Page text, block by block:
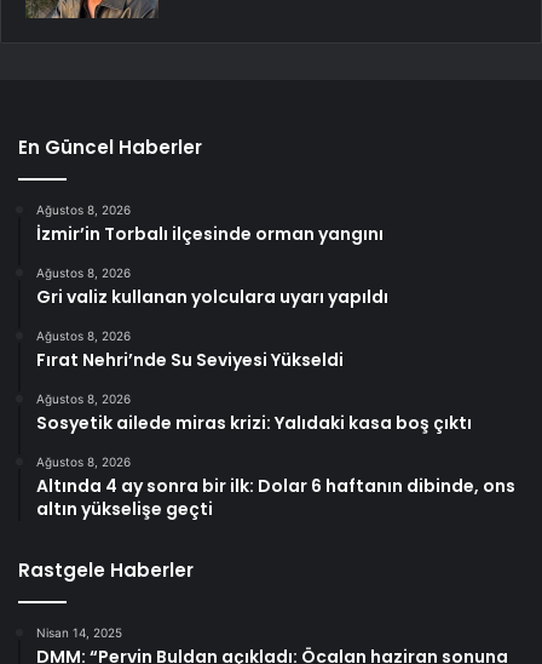
En Güncel Haberler
Ağustos 8, 2026
İzmir’in Torbalı ilçesinde orman yangını
Ağustos 8, 2026
Gri valiz kullanan yolculara uyarı yapıldı
Ağustos 8, 2026
Fırat Nehri’nde Su Seviyesi Yükseldi
Ağustos 8, 2026
Sosyetik ailede miras krizi: Yalıdaki kasa boş çıktı
Ağustos 8, 2026
Altında 4 ay sonra bir ilk: Dolar 6 haftanın dibinde, ons
altın yükselişe geçti
Rastgele Haberler
Nisan 14, 2025
DMM: “Pervin Buldan açıkladı: Öcalan haziran sonuna